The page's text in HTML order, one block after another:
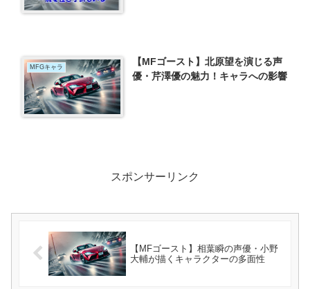
MFGキャラ
【MFゴースト】北原望を演じる声
優・芹澤優の魅力！キャラへの影響
スポンサーリンク
【MFゴースト】相葉瞬の声優・小野
大輔が描くキャラクターの多面性